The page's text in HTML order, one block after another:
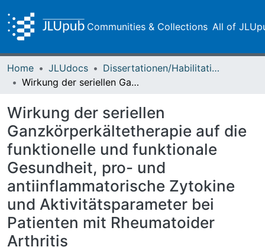
Communities & Collections All of
Home JLUdocs
Dissertationen/Habilitationen
Wirkung der seriellen Ganzkörperkältetherapie auf die funktionelle und funktionale Gesundheit, pro- und antiinflammatorische Zytokine und Aktivitätsparameter bei Patienten mit Rheumatoider Arthritis
Wirkung der seriellen
Ganzkörperkältetherapie auf die
funktionelle und funktionale
Gesundheit, pro- und
antiinflammatorische Zytokine
und Aktivitätsparameter bei
Patienten mit Rheumatoider
Arthritis